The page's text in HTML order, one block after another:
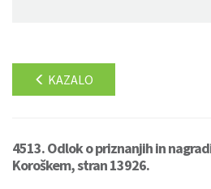
KAZALO
4513. Odlok o priznanjih in
Koroškem, stran 13926.